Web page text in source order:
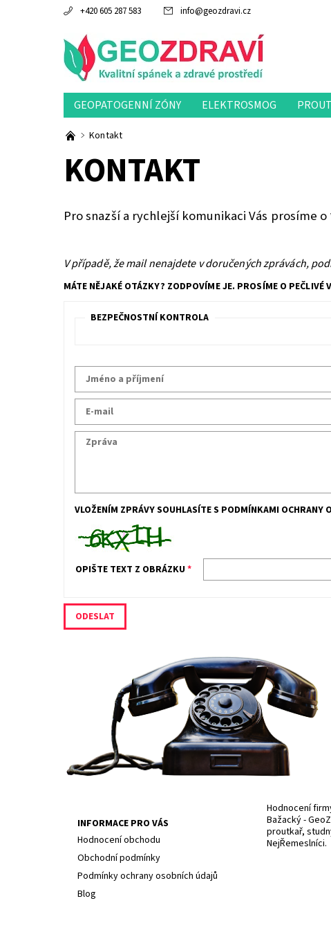
+420 605 287 583 info@geozdravi.cz
GEOPATOGENNÍ ZÓNY ELEKTROSMOG
Kontakt
KONTAKT
Pro snazší a rychlejší komunikaci Vás prosíme o
V případě, že mail nenajdete v doručených zprávách,
MÁTE NĚJAKÉ OTÁZKY? ZODPOVÍME JE. PROSÍME O
BEZPEČNOSTNÍ KONTROLA
VLOŽENÍM ZPRÁVY SOUHLASÍTE S PODMÍNKAMI OCHRANY
OPIŠTE TEXT Z OBRÁZKU
INFORMACE PRO VÁS
Hodnocení obchodu
Obchodní podmínky
Podmínky ochrany osobních údajů
Blog
Hodnocení
Bažacký -
proutkař,
NejŘemeslníci.